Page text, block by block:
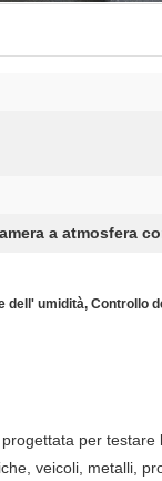
a atmosfera
dell' umidità, Controllo
per
veicoli, metalli,